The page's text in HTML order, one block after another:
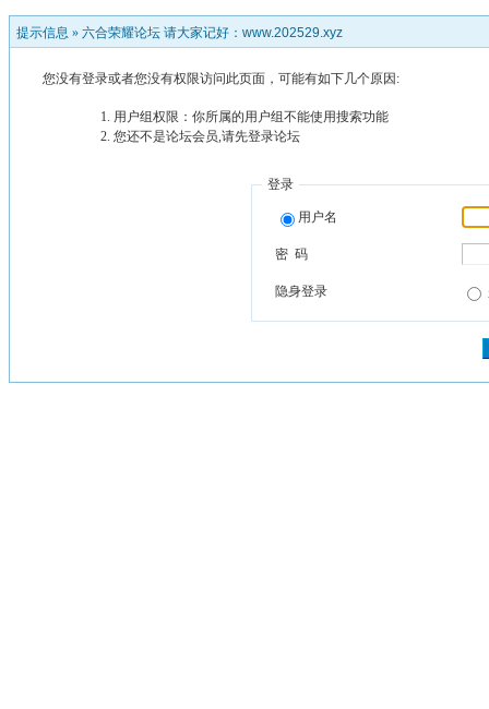
提示信息 » 六合荣耀论坛 请大家记好：www.202529.xyz
您没有登录或者您没有权限访问此页面，可能有如下几个原因:
用户组权限：你所属的用户组不能使用搜索功能
您还不是论坛会员,请先登录论坛
登录
用户名
密 码
隐身登录